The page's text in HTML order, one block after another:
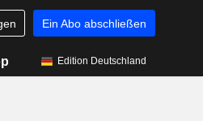
Ein Abo abschließen
Edition Deutschland